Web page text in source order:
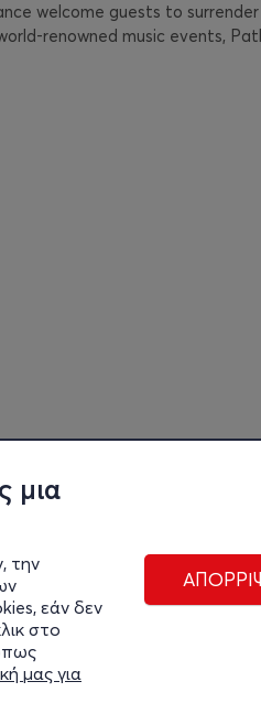
μια
την
εάν δεν
στο
μας για
welcome guests to
renowned music events,